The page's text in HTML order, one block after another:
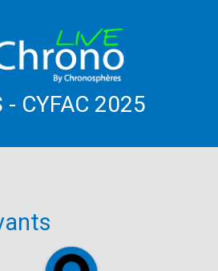
- CYFAC 2025